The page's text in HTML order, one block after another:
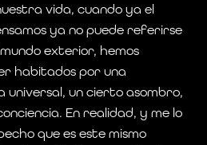
vida, cuando ya el
ya no puede referirse
exterior, hemos
habitados por una
universal, un cierto asombro,
En realidad, y me lo
que es este mismo